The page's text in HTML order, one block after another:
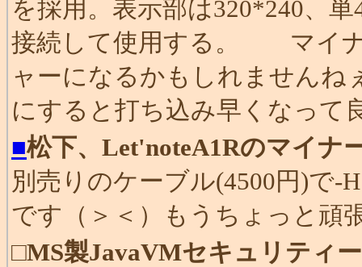
を採用。表示部は320*240、
接続して使用する。 マイナ
ャーになるかもしれませんね
にすると打ち込み早くなっ
■松下、Let'noteA1Rのマイナ
別売りのケーブル(4500円)
です（＞＜）もうちょっと頑
□MS製JavaVMセキュリティ